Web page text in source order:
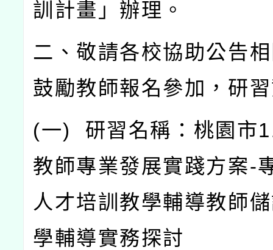
訓計畫」辦理。
二、敬請各校協助公告
鼓勵教師報名參加，研
(一) 研習名稱：桃園市
教師專業發展實踐方案-
人才培訓教學輔導教師
學輔導實務探討